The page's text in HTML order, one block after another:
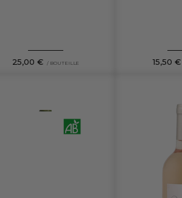
25,00 € / BOUTEILLE 15,50 €